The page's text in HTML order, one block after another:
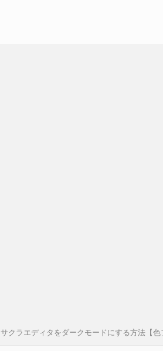
サクラエディタをダークモードにする方法【